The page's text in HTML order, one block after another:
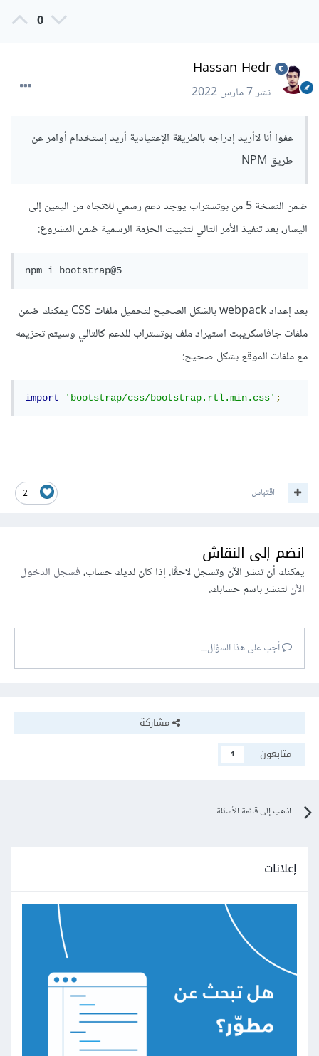
0
Hassan Hedr
نشر7 مارس 2022
عفوا أنا لاأريد إدراجه بالطريقة الإعتيادية أريد إستخدام أوامر عن
طريق NPM
ضمن النسخة 5 من بوتستراب يوجد دعم رسمي للاتجاه من اليمين إلى
اليسار، بعد تنفيذ الأمر التالي لتثبيت الحزمة الرسمية ضمن المشروع:
npm i bootstrap@5
بعد إعداد webpack بالشكل الصحيح لتحميل ملفات CSS يمكنك ضمن
ملفات جافاسكريبت استيراد ملف بوتستراب للدعم كالتالي وسيتم تحزيمه
مع ملفات الموقع بشكل صحيح:
import 'bootstrap/css/bootstrap.rtl.min.css';
2 اقتباس
انضم إلى النقاش
يمكنك أن تنشر الآن وتسجل لاحقًا. إذا كان لديك حساب،فسجل الدخول
الآنلتنشر باسم حسابك.
أجب على هذا السؤال...
مشاركة
متابعون
1
اذهب إلى قائمة الأسئلة
إعلانات